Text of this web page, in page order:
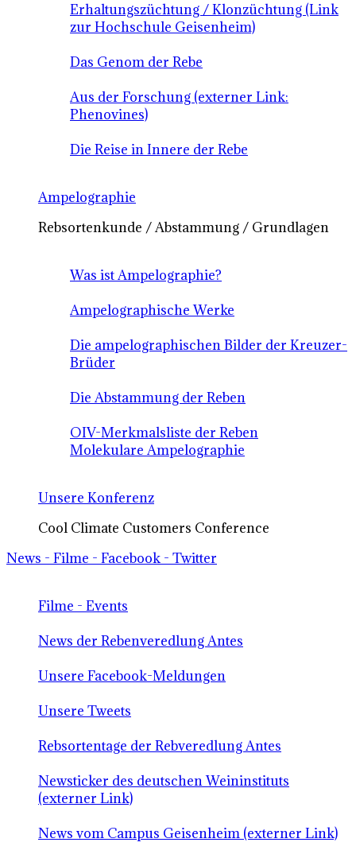
Erhaltungszüchtung / Klonzüchtung (Link
zur Hochschule Geisenheim)
Das Genom der Rebe
Aus der Forschung (externer Link:
Phenovines)
Die Reise in Innere der Rebe
Ampelographie
Rebsortenkunde / Abstammung / Grundlagen
Was ist Ampelographie?
Ampelographische Werke
Die ampelographischen Bilder der Kreuzer-
Brüder
Die Abstammung der Reben
OIV-Merkmalsliste der Reben
Molekulare Ampelographie
Unsere Konferenz
Cool Climate Customers Conference
News - Filme - Facebook - Twitter
Filme - Events
News der Rebenveredlung Antes
Unsere Facebook-Meldungen
Unsere Tweets
Rebsortentage der Rebveredlung Antes
Newsticker des deutschen Weininstituts
(externer Link)
News vom Campus Geisenheim (externer Link)